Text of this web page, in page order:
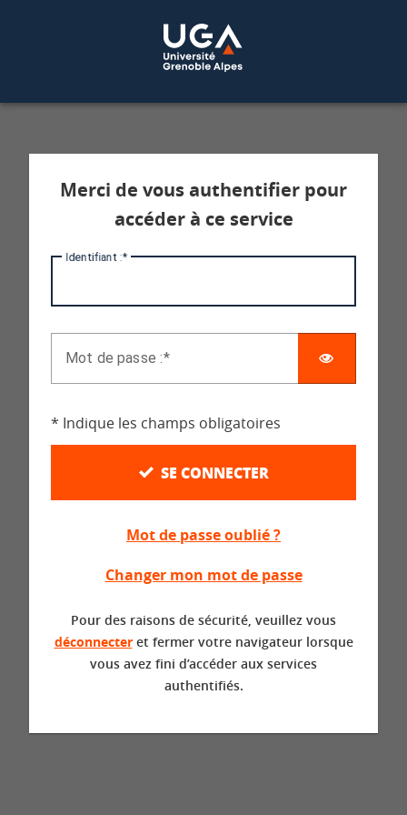
Service d'authentification aux services
Merci de vous authentifier pour
accéder à ce service
Identifiant :
Mot de passe :
* Indique les champs obligatoires
SE CONNECTER
Mot de passe oublié ?
Changer mon mot de passe
Pour des raisons de sécurité, veuillez vous
déconnecteret fermer votre navigateur lorsque
vous avez fini d’accéder aux services
authentifiés.